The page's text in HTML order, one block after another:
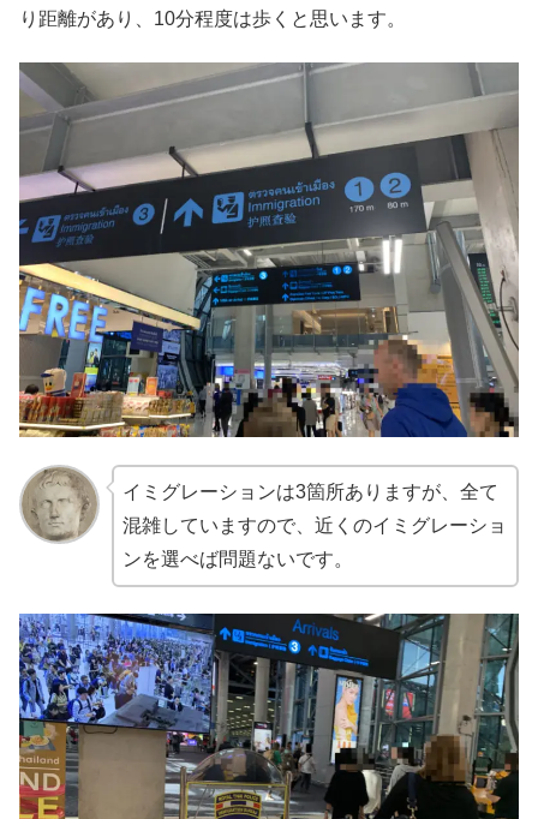
り距離があり、10分程度は歩くと思います。
イミグレーションは3箇所ありますが、全て
混雑していますので、近くのイミグレーショ
ンを選べば問題ないです。